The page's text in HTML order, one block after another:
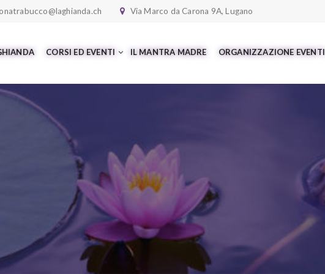
Via Marco da Carona 9A, Lugano
CORSI ED EVENTI IL MANTRA MADRE ORGANIZZAZIONE EVENTI